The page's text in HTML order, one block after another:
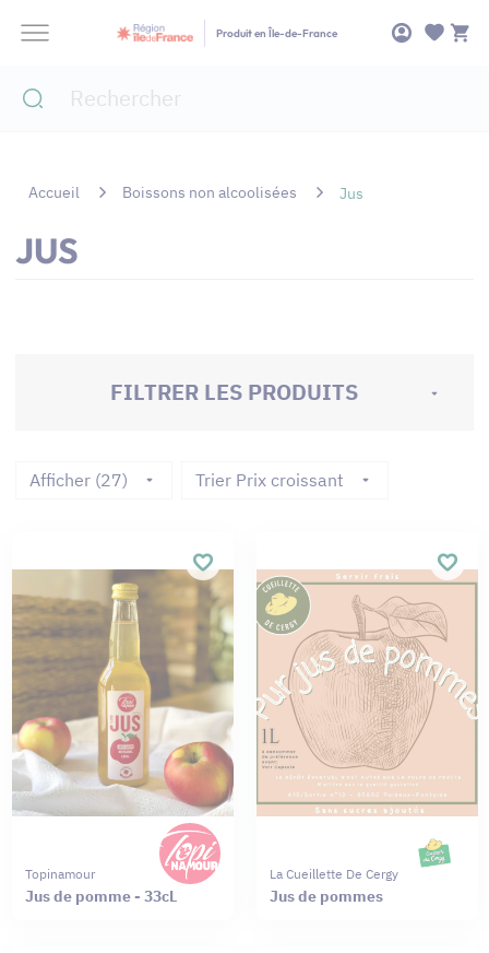
Produit en Île-de-France
Accueil Boissons non alcoolisées Jus
JUS
FILTRER LES PRODUITS
Afficher (27) Trier Prix croissant
Topinamour
Jus de pomme - 33cL
La Cueillette De Cergy
Jus de pommes